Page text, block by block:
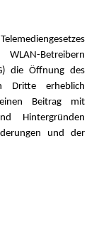
Betreibern
die Öffnung des
Dritte erheblich
Beitrag mit
Hintergründen
und der